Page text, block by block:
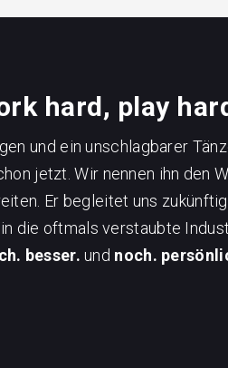
hard, play
und ein unschlagbarer
jetzt. Wir nennen ihn den
Er begleitet uns
die oftmals verstaubte
besser. und noch.